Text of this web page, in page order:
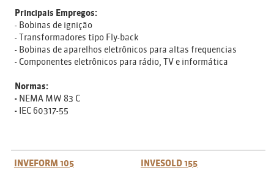
Principais Empregos:
- Bobinas de ignição
- Transformadores tipo Fly-back
- Bobinas de aparelhos eletrônicos para altas frequencias
- Componentes eletrônicos para rádio, TV e informática
Normas:
-NEMA MW 83 C
-IEC 60317-55
INVEFORM 105
INVESOLD 155